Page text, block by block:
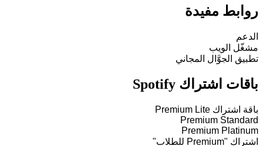
روابط مفيدة
الدعم
مشغّل الويب
تطبيق الجوَّال المجاني
باقات اشتراك Spotify
باقة اشتراك Premium Lite
Premium Standard
Premium Platinum
اشتراك "Premium للطلاب"